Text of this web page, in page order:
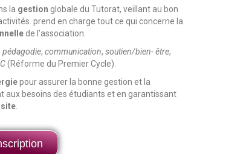
la gestion globale du Tutorat, veillant au bon
prend en charge tout ce qui concerne la
de l’association
pédagodie, communication, soutien/bien-être,
(Réforme du Premier Cycle).
pour assurer la bonne gestion et la
aux besoins des étudiants et en garantissant